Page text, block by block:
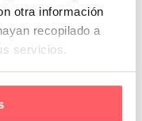
otra información
recopilado a
servicios.
nórdicas son
al blanco, gris perla